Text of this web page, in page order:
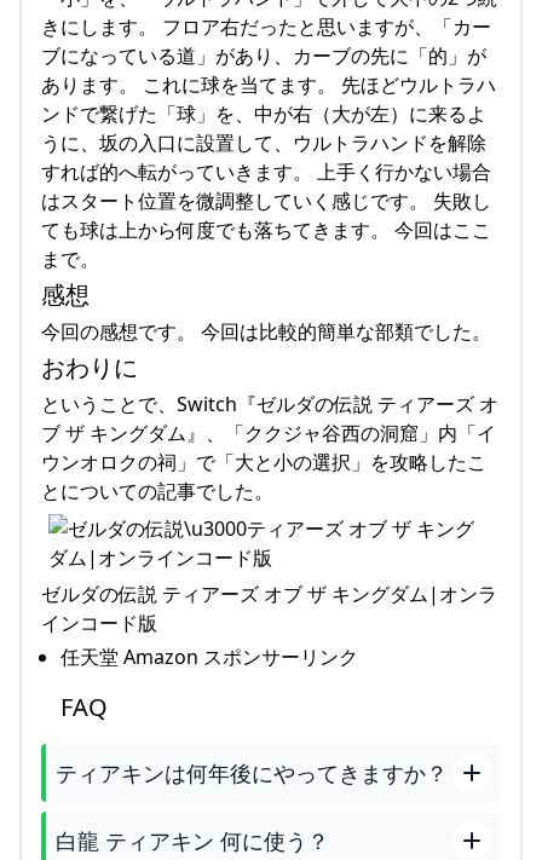
きにします。 フロア右だったと思いますが、「カー
ブになっている道」があり、カーブの先に「的」が
あります。 これに球を当てます。 先ほどウルトラハ
ンドで繋げた「球」を、中が右（大が左）に来るよ
うに、坂の入口に設置して、ウルトラハンドを解除
すれば的へ転がっていきます。 上手く行かない場合
はスタート位置を微調整していく感じです。 失敗し
ても球は上から何度でも落ちてきます。 今回はここ
まで。
感想
今回の感想です。 今回は比較的簡単な部類でした。
おわりに
ということで、Switch『ゼルダの伝説 ティアーズ オ
ブ ザ キングダム』、「ククジャ谷西の洞窟」内「イ
ウンオロクの祠」で「大と小の選択」を攻略したこ
とについての記事でした。
ゼルダの伝説 ティアーズ オブ ザ キングダム|オンラ
インコード版
任天堂 Amazon スポンサーリンク
FAQ
ティアキンは何年後にやってきますか？
白龍 ティアキン 何に使う？